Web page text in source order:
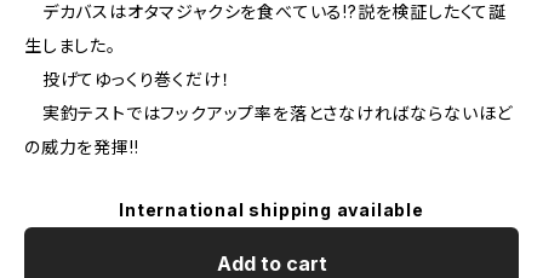
デカバスはオタマジャクシを食べている!?説を検証したくて誕
生しました。
投げてゆっくり巻くだけ！
実釣テストではフックアップ率を落とさなければならないほど
の威力を発揮!!
International shipping available
Add to cart